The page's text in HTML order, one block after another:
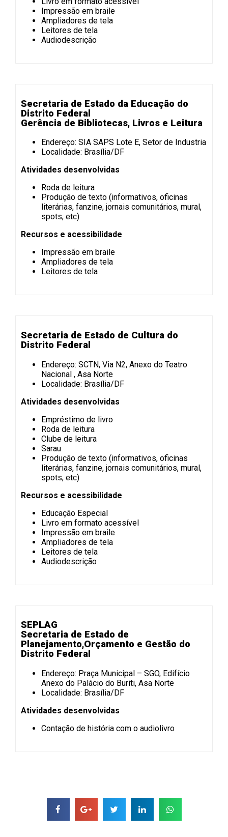
Impressão em braile
Ampliadores de tela
Leitores de tela
Audiodescrição
Secretaria de Estado da Educação do
Distrito Federal
Gerência de Bibliotecas, Livros e Leitura
Endereço: SIA SAPS Lote E, Setor de Industria
Localidade: Brasília/DF
Atividades desenvolvidas
Roda de leitura
Produção de texto (informativos, oficinas
literárias, fanzine, jornais comunitários, mural,
spots, etc)
Recursos e acessibilidade
Impressão em braile
Ampliadores de tela
Leitores de tela
Secretaria de Estado de Cultura do
Distrito Federal
Endereço: SCTN, Via N2, Anexo do Teatro
Nacional , Asa Norte
Localidade: Brasília/DF
Atividades desenvolvidas
Empréstimo de livro
Roda de leitura
Clube de leitura
Sarau
Produção de texto (informativos, oficinas
literárias, fanzine, jornais comunitários, mural,
spots, etc)
Recursos e acessibilidade
Educação Especial
Livro em formato acessível
Impressão em braile
Ampliadores de tela
Leitores de tela
Audiodescrição
SEPLAG
Secretaria de Estado de
Planejamento,Orçamento e Gestão do
Distrito Federal
Endereço: Praça Municipal – SGO, Edifício
Anexo do Palácio do Buriti, Asa Norte
Localidade: Brasília/DF
Atividades desenvolvidas
Contação de história com o audiolivro